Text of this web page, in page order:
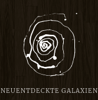
NEUENTDECKTE GALAXIEN